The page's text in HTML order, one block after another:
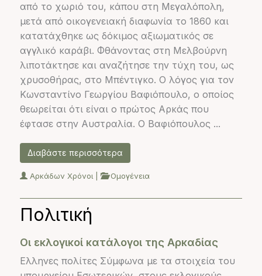
από το χωριό του, κάπου στη Μεγαλόπολη,
μετά από οικογενειακή διαφωνία το 1860 και
κατατάχθηκε ως δόκιμος αξιωματικός σε
αγγλικό καράβι. Φθάνοντας στη Μελβούρνη
λιποτάκτησε και αναζήτησε την τύχη του, ως
χρυσοθήρας, στο Μπέντιγκο. Ο λόγος για τον
Κωνσταντίνο Γεωργίου Βαφιόπουλο, ο οποίος
θεωρείται ότι είναι ο πρώτος Αρκάς που
έφτασε στην Αυστραλία. Ο Βαφιόπουλος ...
Διαβάστε περισσότερα
Αρκάδων Χρόνοι Ομογένεια
Πολιτική
Οι εκλογικοί κατάλογοι της Αρκαδίας
Ελληνες πολίτες Σύμφωνα με τα στοιχεία του